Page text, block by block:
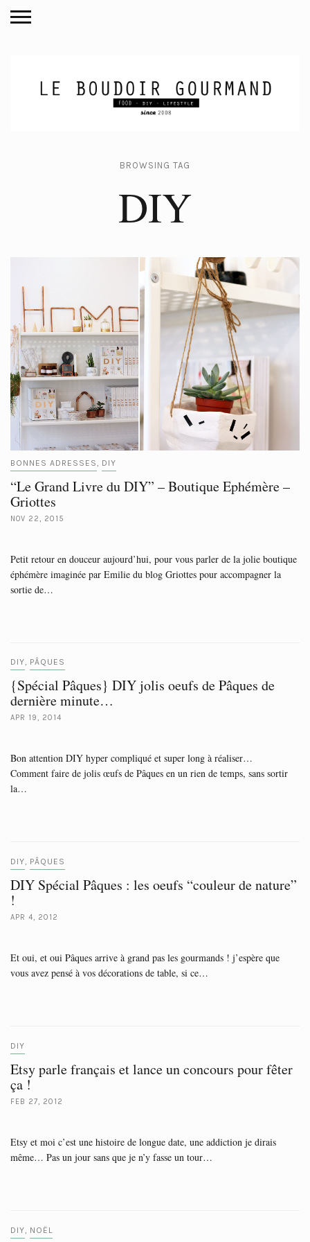
BROWSING TAG
DIY
BONNES ADRESSES, DIY
“Le Grand Livre du DIY” – Boutique Ephémère –
Griottes
NOV 22, 2015
Petit retour en douceur aujourd’hui, pour vous parler de la jolie boutique
éphémère imaginée par Emilie du blog Griottes pour accompagner la
sortie de…
DIY, PÂQUES
{Spécial Pâques} DIY jolis oeufs de Pâques de
dernière minute…
APR 19, 2014
Bon attention DIY hyper compliqué et super long à réaliser…
Comment faire de jolis œufs de Pâques en un rien de temps, sans sortir
la…
DIY, PÂQUES
DIY Spécial Pâques : les oeufs “couleur de nature”
!
APR 4, 2012
Et oui, et oui Pâques arrive à grand pas les gourmands ! j’espère que
vous avez pensé à vos décorations de table, si ce…
DIY
Etsy parle français et lance un concours pour fêter
ça !
FEB 27, 2012
Etsy et moi c’est une histoire de longue date, une addiction je dirais
même… Pas un jour sans que je n’y fasse un tour…
DIY, NOËL